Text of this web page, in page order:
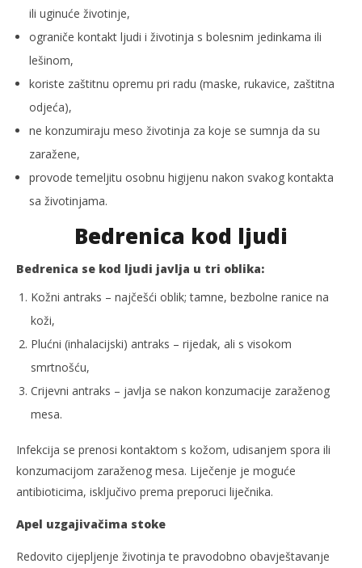
ili uginuće životinje,
ograniče kontakt ljudi i životinja s bolesnim jedinkama ili
lešinom,
koriste zaštitnu opremu pri radu (maske, rukavice, zaštitna
odjeća),
ne konzumiraju meso životinja za koje se sumnja da su
zaražene,
provode temeljitu osobnu higijenu nakon svakog kontakta
sa životinjama.
Bedrenica kod ljudi
Bedrenica se kod ljudi javlja u tri oblika:
Kožni antraks – najčešći oblik; tamne, bezbolne ranice na
koži,
Plućni (inhalacijski) antraks – rijedak, ali s visokom
smrtnošću,
Crijevni antraks – javlja se nakon konzumacije zaraženog
mesa.
Infekcija se prenosi kontaktom s kožom, udisanjem spora ili
konzumacijom zaraženog mesa. Liječenje je moguće
antibioticima, isključivo prema preporuci liječnika.
Apel uzgajivačima stoke
Redovito cijepljenje životinja te pravodobno obavještavanje